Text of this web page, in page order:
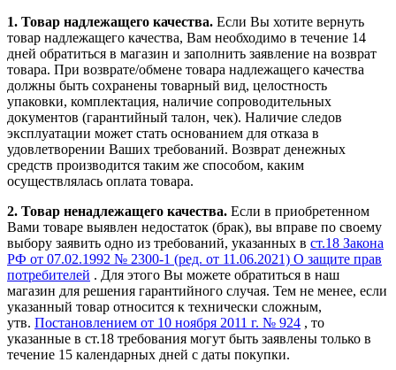
1. Товар надлежащего качества. Если Вы хотите вернуть
товар надлежащего качества, Вам необходимо в течение 14
дней обратиться в магазин и заполнить заявление на возврат
товара. При возврате/обмене товара надлежащего качества
должны быть сохранены товарный вид, целостность
упаковки, комплектация, наличие сопроводительных
документов (гарантийный талон, чек). Наличие следов
эксплуатации может стать основанием для отказа в
удовлетворении Ваших требований. Возврат денежных
средств производится таким же способом, каким
осуществлялась оплата товара.
2. Товар ненадлежащего качества. Если в приобретенном
Вами товаре выявлен недостаток (брак), вы вправе по своему
выбору заявить одно из требований, указанных в ст.18 Закона
РФ от 07.02.1992 № 2300-1 (ред. от 11.06.2021) О защите прав
потребителей . Для этого Вы можете обратиться в наш
магазин для решения гарантийного случая. Тем не менее, если
указанный товар относится к технически сложным,
утв. Постановлением от 10 ноября 2011 г. № 924 , то
указанные в ст.18 требования могут быть заявлены только в
течение 15 календарных дней с даты покупки.